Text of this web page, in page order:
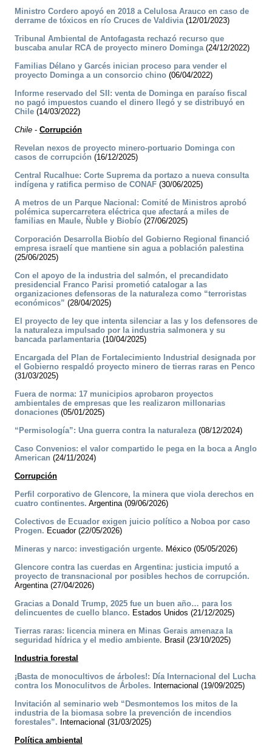
Ministro Cordero apoyó en 2018 a Celulosa Arauco en caso de
derrame de tóxicos en río Cruces de Valdivia(12/01/2023)
Tribunal Ambiental de Antofagasta rechazó recurso que
buscaba anular RCA de proyecto minero Dominga(24/12/2022)
Familias Délano y Garcés inician proceso para vender el
proyecto Dominga a un consorcio chino (06/04/2022)
Informe reservado del SII: venta de Dominga en paraíso fiscal
no pagó impuestos cuando el dinero llegó y se distribuyó en
Chile (14/03/2022)
Chile - Corrupción
Revelan nexos de proyecto minero-portuario Dominga con
casos de corrupción (16/12/2025)
Central Rucalhue: Corte Suprema da portazo a nueva consulta
indígena y ratifica permiso de CONAF (30/06/2025)
A metros de un Parque Nacional: Comité de Ministros aprobó
polémica supercarretera eléctrica que afectará a miles de
familias en Maule, Ñuble y Biobío (27/06/2025)
Corporación Desarrolla Biobío del Gobierno Regional financió
empresa israelí que mantiene sin agua a población palestina
(25/06/2025)
Con el apoyo de la industria del salmón, el precandidato
presidencial Franco Parisi prometió catalogar a las
organizaciones defensoras de la naturaleza como “terroristas
económicos” (28/04/2025)
El proyecto de ley que intenta silenciar a las y los defensores de
la naturaleza impulsado por la industria salmonera y su
bancada parlamentaria(10/04/2025)
Encargada del Plan de Fortalecimiento Industrial designada por
el Gobierno respaldó proyecto minero de tierras raras en Penco
(31/03/2025)
Fuera de norma: 17 municipios aprobaron proyectos
ambientales de empresas que les realizaron millonarias
donaciones (05/01/2025)
“Permisología”: Una guerra contra la naturaleza(08/12/2024)
Caso Convenios: el valor compartido le pega en la boca a Anglo
American (24/11/2024)
Corrupción
Perfil corporativo de Glencore, la minera que viola derechos en
cuatro continentes. Argentina (09/06/2026)
Colectivos de Ecuador exigen juicio político a Noboa por caso
Progen. Ecuador (22/05/2026)
Mineras y narco: investigación urgente. México (05/05/2026)
Glencore contra las cuerdas en Argentina: justicia imputó a
proyecto de transnacional por posibles hechos de corrupción.
Argentina (27/04/2026)
Gracias a Donald Trump, 2025 fue un buen año… para los
delincuentes de cuello blanco. Estados Unidos (21/12/2025)
Tierras raras: licencia minera en Minas Gerais amenaza la
seguridad hídrica y el medio ambiente. Brasil (23/10/2025)
Industria forestal
¡Basta de monocultivos de árboles!: Día Internacional del Lucha
contra los Monoculitvos de Árboles. Internacional (19/09/2025)
Invitación al seminario web “Desmontemos los mitos de la
industria de la biomasa sobre la prevención de incendios
forestales”. Internacional (31/03/2025)
Política ambiental